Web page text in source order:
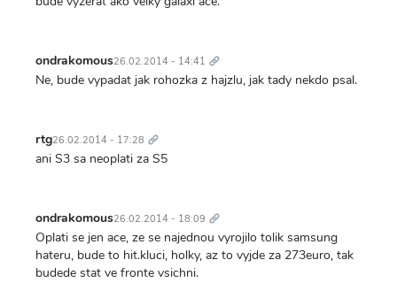
ondrakomous26.02.2014 - 14:41 odkaz
Ne, bude vypadat jak rohozka z hajzlu, jak tady nekdo psal.
rtg26.02.2014 - 17:28 odkaz
ani S3 sa neoplati za S5
ondrakomous26.02.2014 - 18:09 odkaz
Oplati se jen ace, ze se najednou vyrojilo tolik samsung
hateru, bude to hit.kluci, holky, az to vyjde za 273euro, tak
budede stat ve fronte vsichni.